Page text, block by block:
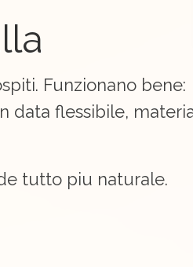
Funzionano bene:
data flessibile,
tutto piu naturale.